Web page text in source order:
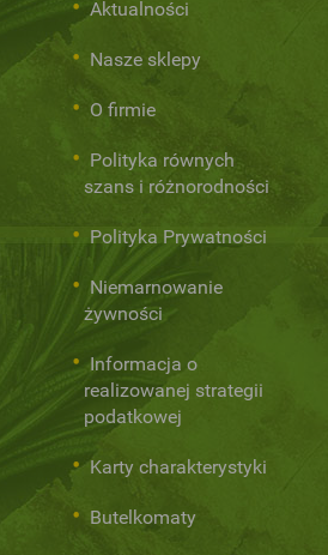
Aktualności
Nasze sklepy
O firmie
Polityka równych
szans i różnorodności
Polityka Prywatności
Niemarnowanie
żywności
Informacja o
realizowanej strategii
podatkowej
Karty charakterystyki
Butelkomaty